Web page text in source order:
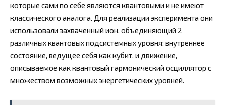
которые сами по себе являются квантовыми и не имеют
классического аналога. Для реализации эксперимента они
использовали захваченный ион, объединяющий 2
различных квантовых подсистемных уровня: внутреннее
состояние, ведущее себя как кубит, и движение,
описываемое как квантовый гармонический осциллятор с
множеством возможных энергетических уровней.